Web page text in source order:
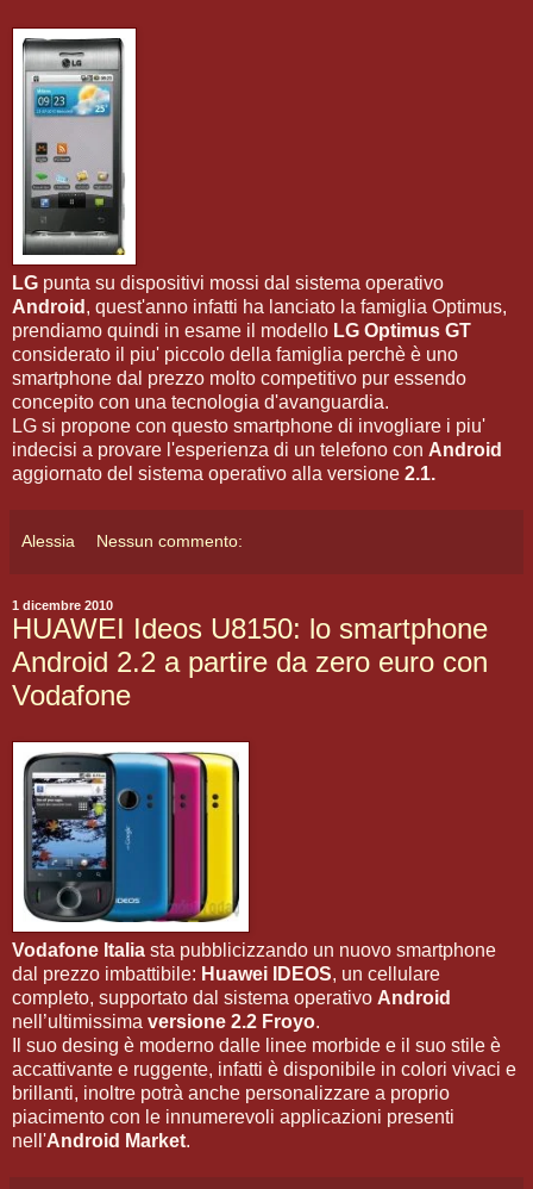
LG punta su dispositivi mossi dal sistema operativo
Android , quest'anno infatti ha lanciato la famiglia Optimus,
prendiamo quindi in esame il modello LG Optimus GT
considerato il piu' piccolo della famiglia perchè è uno
smartphone dal prezzo molto competitivo pur essendo
concepito con una tecnologia d'avanguardia.
LG si propone con questo smartphone di invogliare i piu'
indecisi a provare l'esperienza di un telefono con Android
aggiornato del sistema operativo alla versione 2.1.
Alessia Nessun commento:
1 dicembre 2010
HUAWEI Ideos U8150: lo smartphone
Android 2.2 a partire da zero euro con
Vodafone
Vodafone Italia sta pubblicizzando un nuovo smartphone
dal prezzo imbattibile: Huawei IDEOS, un cellulare
completo, supportato dal sistema operativo Android
nell’ultimissima versione 2.2 Froyo.
Il suo desing è moderno dalle linee morbide e il suo stile è
accattivante e ruggente, infatti è disponibile in colori vivaci e
brillanti, inoltre potrà anche personalizzare a proprio
piacimento con le innumerevoli applicazioni presenti
nell'Android Market.